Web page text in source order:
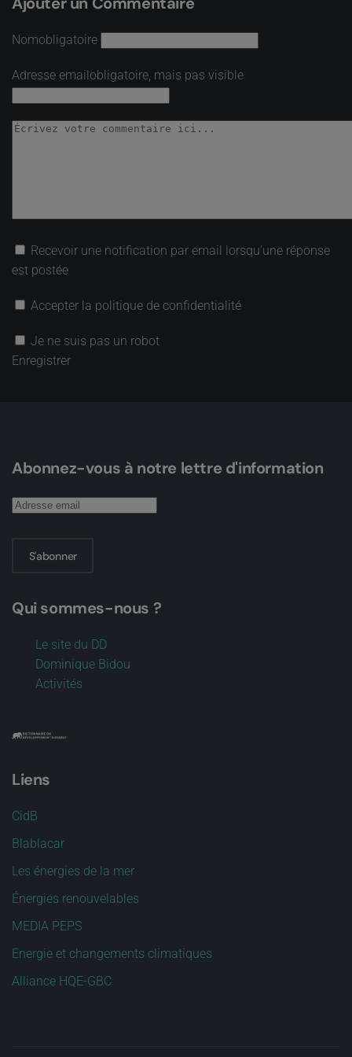
Nomobligatoire
Adresse emailobligatoire, mais pas visible
Recevoir une notification par email lorsqu’une réponse
est postée
Accepter la politique de confidentialité
Je ne suis pas un robot
Enregistrer
Abonnez-vous à notre lettre d'information
S'abonner
Qui sommes-nous ?
Le site du DD
Dominique Bidou
Activités
Liens
CidB
Blablacar
Les énergies de la mer
Énergies renouvelables
MEDIA PEPS
Energie et changements climatiques
Alliance HQE-GBC